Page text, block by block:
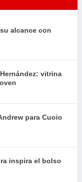
alcance con
vitrina
para Cuoio
inspira el bolso